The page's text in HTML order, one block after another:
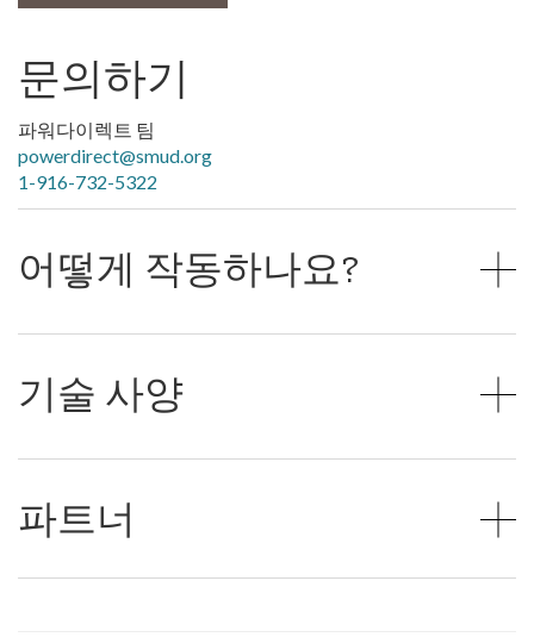
문의하기
파워다이렉트 팀
powerdirect@smud.org
1-916-732-5322
어떻게 작동하나요?
기술 사양
파트너